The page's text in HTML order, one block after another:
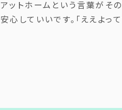
アットホームという言葉がそ
安心していいです。「ええよっ